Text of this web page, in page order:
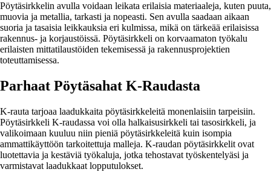
Pöytäsirkkelin avulla voidaan leikata erilaisia materiaaleja, kuten puuta,
muovia ja metallia, tarkasti ja nopeasti. Sen avulla saadaan aikaan
suoria ja tasaisia leikkauksia eri kulmissa, mikä on tärkeää erilaisissa
rakennus- ja korjaustöissä. Pöytäsirkkeli on korvaamaton työkalu
erilaisten mittatilaustöiden tekemisessä ja rakennusprojektien
toteuttamisessa.
Parhaat Pöytäsahat K-Raudasta
K-rauta tarjoaa laadukkaita pöytäsirkkeleitä monenlaisiin tarpeisiin.
Pöytäsirkkeli K-raudassa voi olla halkaisusirkkeli tai tasosirkkeli, ja
valikoimaan kuuluu niin pieniä pöytäsirkkeleitä kuin isompia
ammattikäyttöön tarkoitettuja malleja. K-raudan pöytäsirkkelit ovat
luotettavia ja kestäviä työkaluja, jotka tehostavat työskentelyäsi ja
varmistavat laadukkaat lopputulokset.